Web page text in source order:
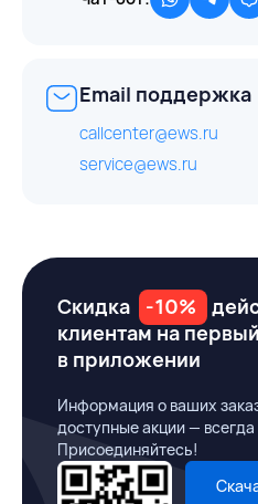
Email поддержка
callcenter@ews.ru
service@ews.ru
Скидка -10%
клиентам на
в приложении
Информация о ваших
доступные акции —
Присоединяйтесь!